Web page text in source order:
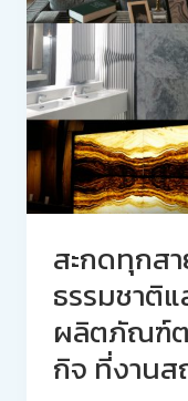
สะกดทุกส
ธรรมชาติแ
ผลิตภัณฑ์ต
กิจ ที่งานส